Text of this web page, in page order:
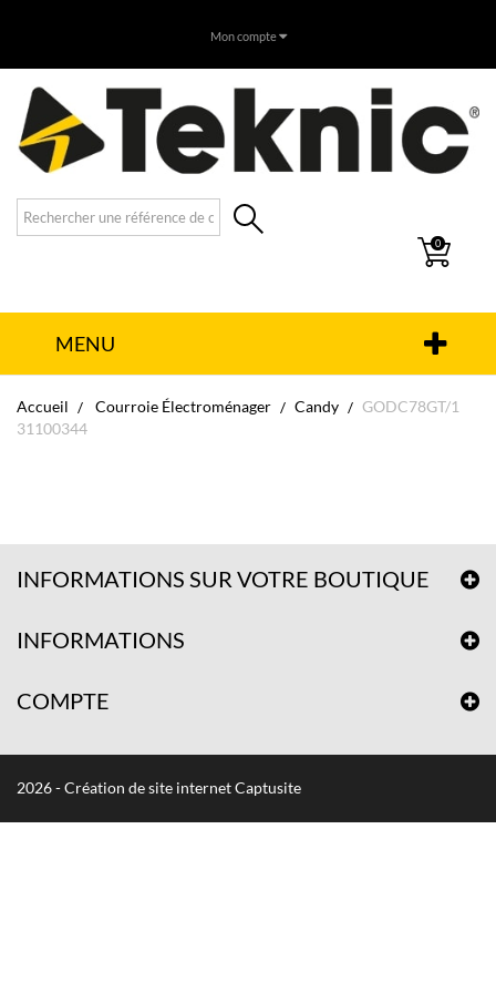
Mon compte
0
MENU
Accueil Courroie Électroménager Candy
GODC78GT/1
31100344
INFORMATIONS SUR VOTRE BOUTIQUE
INFORMATIONS
COMPTE
2026 - Création de site internet Captusite